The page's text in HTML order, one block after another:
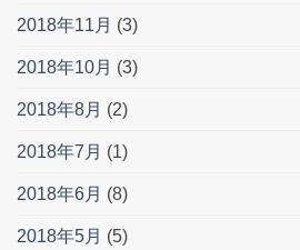
2018年11月 (3)
2018年10月 (3)
2018年8月 (2)
2018年7月 (1)
2018年6月 (8)
2018年5月 (5)